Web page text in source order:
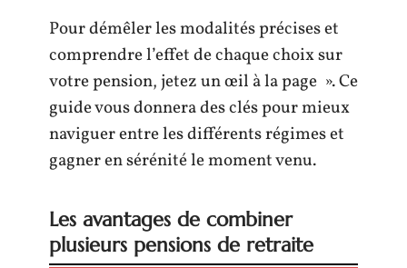
Pour démêler les modalités précises et
comprendre l’effet de chaque choix sur
votre pension, jetez un œil à la page ». Ce
guide vous donnera des clés pour mieux
naviguer entre les différents régimes et
gagner en sérénité le moment venu.
Les avantages de combiner
plusieurs pensions de retraite